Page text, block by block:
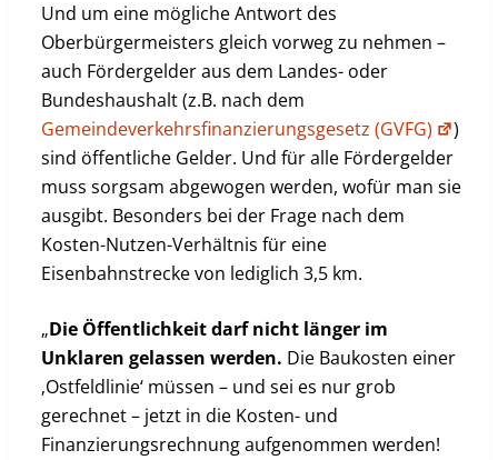
Und um eine mögliche Antwort des
Oberbürgermeisters gleich vorweg zu nehmen –
auch Fördergelder aus dem Landes- oder
Bundeshaushalt (z.B. nach dem
Gemeindeverkehrsfinanzierungsgesetz (GVFG)
)
sind öffentliche Gelder. Und für alle Fördergelder
muss sorgsam abgewogen werden, wofür man sie
ausgibt. Besonders bei der Frage nach dem
Kosten-Nutzen-Verhältnis für eine
Eisenbahnstrecke von lediglich 3,5 km.
„Die Öffentlichkeit darf nicht länger im
Unklaren gelassen werden. Die Baukosten einer
‚Ostfeldlinie‘ müssen – und sei es nur grob
gerechnet – jetzt in die Kosten- und
Finanzierungsrechnung aufgenommen werden!